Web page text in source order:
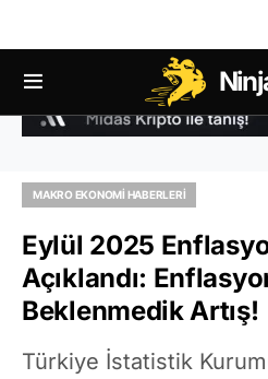
MAKRO EKONOMI HABERLERI
Eylül 2025
Açıklandı:
Beklenmedik Artış!
Türkiye İstatistik